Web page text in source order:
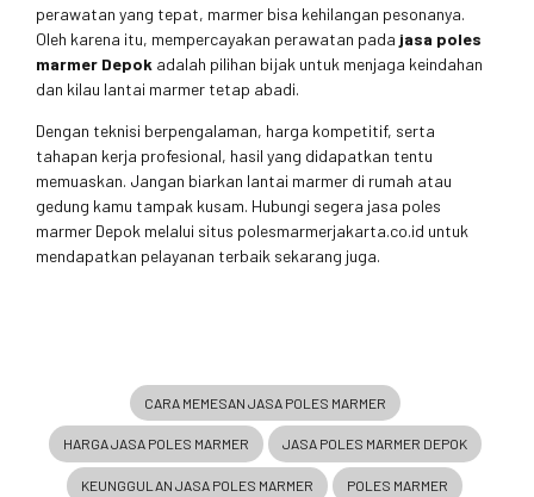
perawatan yang tepat, marmer bisa kehilangan pesonanya.
Oleh karena itu, mempercayakan perawatan pada jasa poles
marmer Depok adalah pilihan bijak untuk menjaga keindahan
dan kilau lantai marmer tetap abadi.
Dengan teknisi berpengalaman, harga kompetitif, serta
tahapan kerja profesional, hasil yang didapatkan tentu
memuaskan. Jangan biarkan lantai marmer di rumah atau
gedung kamu tampak kusam. Hubungi segera jasa poles
marmer Depok melalui situs polesmarmerjakarta.co.id untuk
mendapatkan pelayanan terbaik sekarang juga.
CARA MEMESAN JASA POLES MARMER
HARGA JASA POLES MARMER JASA POLES MARMER DEPOK
KEUNGGULAN JASA POLES MARMER POLES MARMER